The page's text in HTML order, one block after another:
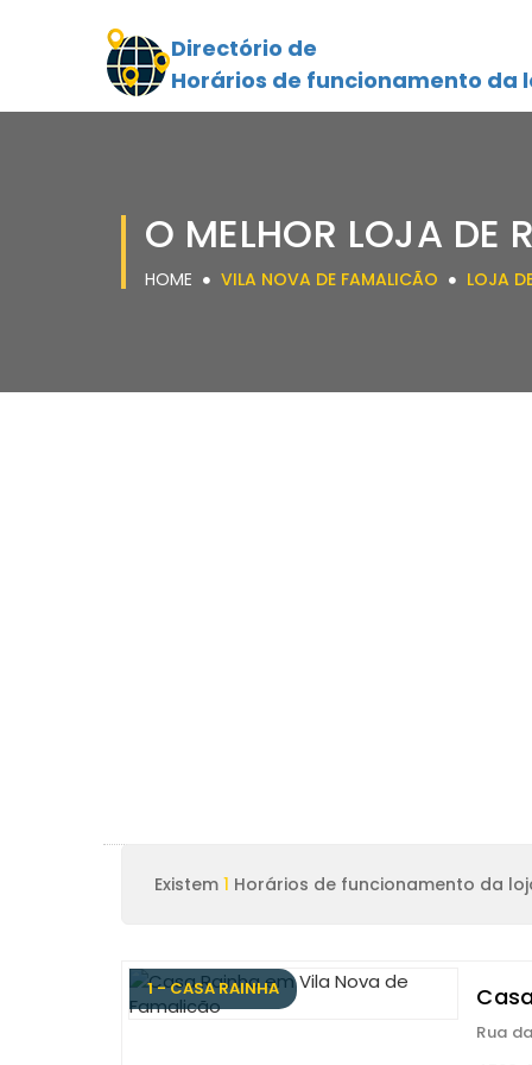
Directório de
Horários de funcionamento da
O MELHOR LOJA DE
HOME VILA NOVA DE FAMALICÃO LOJA
Existem 1 Horários de funcionamento da
1 - CASA RAINHA
Rua